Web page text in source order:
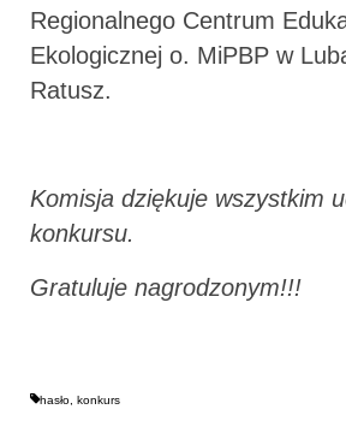
Regionalnego Centrum
Ekologicznej o. MiPBP w
Ratusz.
Komisja dziękuje wszystkim
konkursu.
Gratuluje nagrodzonym!!!
hasło konkurs